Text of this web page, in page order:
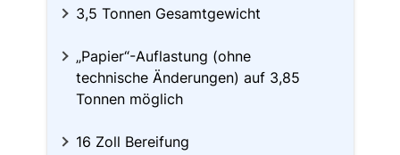
3,5 Tonnen Gesamtgewicht
„Papier“-Auflastung (ohne
technische Änderungen) auf 3,85
Tonnen möglich
16 Zoll Bereifung